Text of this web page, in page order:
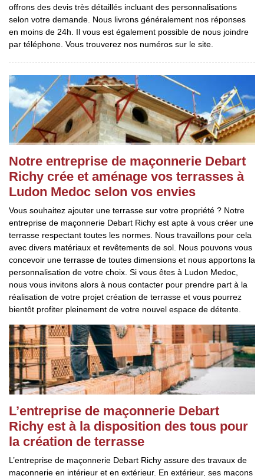
offrons des devis très détaillés incluant des personnalisations
selon votre demande. Nous livrons généralement nos réponses
en moins de 24h. Il vous est également possible de nous joindre
par téléphone. Vous trouverez nos numéros sur le site.
Notre entreprise de maçonnerie Debart
Richy crée et aménage vos terrasses à
Ludon Medoc selon vos envies
Vous souhaitez ajouter une terrasse sur votre propriété ? Notre
entreprise de maçonnerie Debart Richy est apte à vous créer une
terrasse respectant toutes les normes. Nous travaillons pour cela
avec divers matériaux et revêtements de sol. Nous pouvons vous
concevoir une terrasse de toutes dimensions et nous apportons la
personnalisation de votre choix. Si vous êtes à Ludon Medoc,
nous vous invitons alors à nous contacter pour prendre part à la
réalisation de votre projet création de terrasse et vous pourrez
bientôt profiter pleinement de votre nouvel espace de détente.
L’entreprise de maçonnerie Debart
Richy est à la disposition des tous pour
la création de terrasse
L’entreprise de maçonnerie Debart Richy assure des travaux de
maçonnerie en intérieur et en extérieur. En extérieur, ses maçons